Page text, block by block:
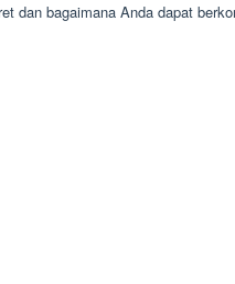
dan bagaimana Anda dapat